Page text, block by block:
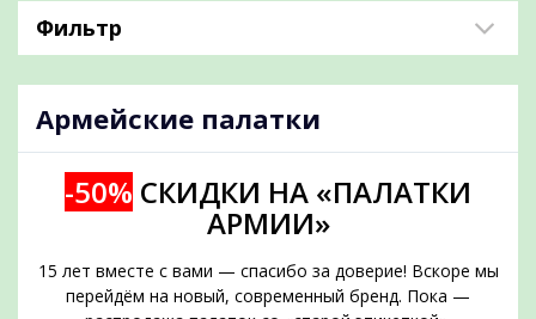
Фильтр
Армейские палатки
-50% СКИДКИ НА «ПАЛАТКИ
АРМИИ»
15 лет вместе с вами — спасибо за доверие! Вскоре мы
перейдём на новый, современный бренд. Пока —